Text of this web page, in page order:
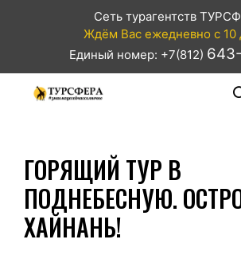
Сеть турагентств
Ждём Вас ежедневно с 10
Единый номер: +7(812)
ГОРЯЩИЙ ТУР В
ПОДНЕБЕСНУЮ.
ХАЙНАНЬ!